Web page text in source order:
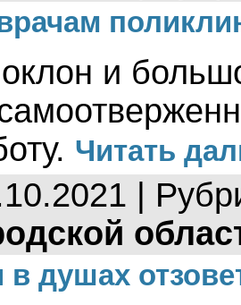
и
Читать
|
в душах